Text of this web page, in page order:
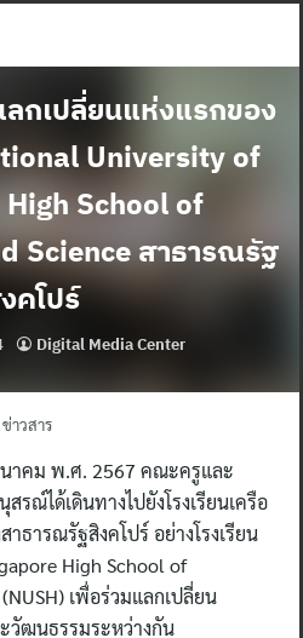
ลกเปลี่ยนแห่งแรกของ
University of
School of
Science สาธารณรัฐ
คโปร์
Digital Media Center
ข่าวสาร
าคม พ.ศ. 2567 คณะครูและ
รณ์ได้เดินทางไปยังโรงเรียนเครือ
ธารณรัฐสิงคโปร์ อย่างโรงเรียน
High School of
เพื่อร่วมแลกเปลี่ยน
วัฒนธรรมระหว่างกัน